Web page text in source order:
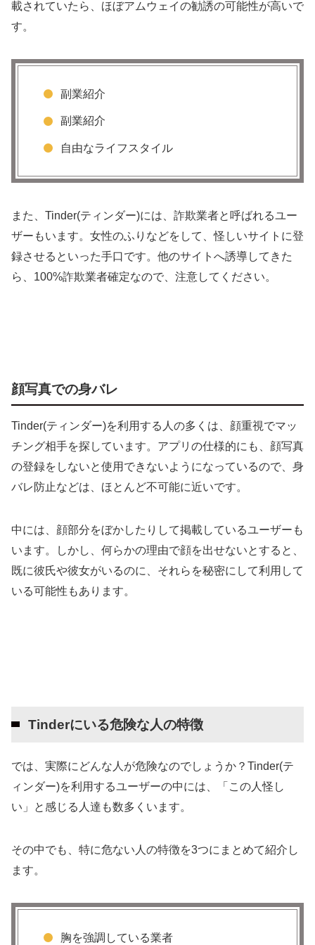
載されていたら、ほぼアムウェイの勧誘の可能性が高いで
す。
副業紹介
副業紹介
自由なライフスタイル
また、Tinder(ティンダー)には、詐欺業者と呼ばれるユー
ザーもいます。女性のふりなどをして、怪しいサイトに登
録させるといった手口です。他のサイトへ誘導してきた
ら、100%詐欺業者確定なので、注意してください。
顔写真での身バレ
Tinder(ティンダー)を利用する人の多くは、顔重視でマッ
チング相手を探しています。アプリの仕様的にも、顔写真
の登録をしないと使用できないようになっているので、身
バレ防止などは、ほとんど不可能に近いです。
中には、顔部分をぼかしたりして掲載しているユーザーも
います。しかし、何らかの理由で顔を出せないとすると、
既に彼氏や彼女がいるのに、それらを秘密にして利用して
いる可能性もあります。
Tinderにいる危険な人の特徴
では、実際にどんな人が危険なのでしょうか？Tinder(テ
ィンダー)を利用するユーザーの中には、「この人怪し
い」と感じる人達も数多くいます。
その中でも、特に危ない人の特徴を3つにまとめて紹介し
ます。
胸を強調している業者